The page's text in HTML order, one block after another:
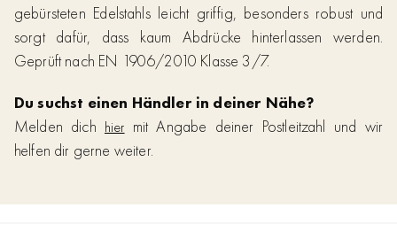
gebürsteten Edelstahls leicht griffig, besonders robust und
sorgt dafür, dass kaum Abdrücke hinterlassen werden.
Geprüft nach EN 1906/2010 Klasse 3/7.
Du suchst einen Händler in deiner Nähe?
Melden dich hier mit Angabe deiner Postleitzahl und wir
helfen dir gerne weiter.